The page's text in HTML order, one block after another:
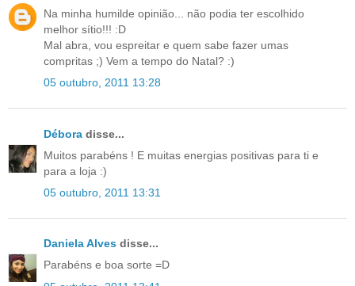
Na minha humilde opinião... não podia ter escolhido
melhor sítio!!! :D
Mal abra, vou espreitar e quem sabe fazer umas
compritas ;) Vem a tempo do Natal? :)
05 outubro, 2011 13:28
Débora disse...
Muitos parabéns ! E muitas energias positivas para ti e
para a loja :)
05 outubro, 2011 13:31
Daniela Alves disse...
Parabéns e boa sorte =D